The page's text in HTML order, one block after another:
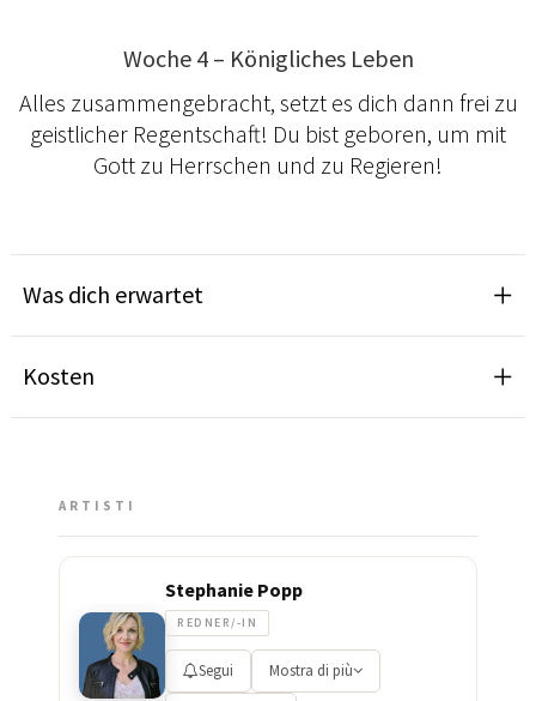
Woche 4 – Königliches Leben
Alles zusammengebracht, setzt es dich dann frei zu
geistlicher Regentschaft! Du bist geboren, um mit
Gott zu Herrschen und zu Regieren!
Was dich erwartet
Kosten
ARTISTI
Stephanie Popp
REDNER/-IN
Segui Mostra di più